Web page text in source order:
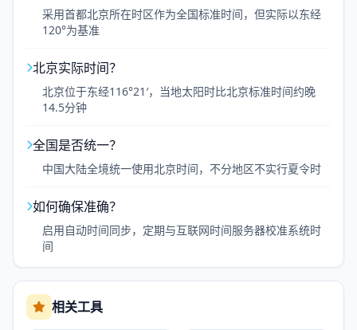
采用首都北京所在时区作为全国标准时间，但实际以东经
120°为基准
北京实际时间？
北京位于东经116°21′，当地太阳时比北京标准时间约晚
14.5分钟
全国是否统一？
中国大陆全境统一使用北京时间，不分地区不实行夏令时
如何确保准确？
启用自动时间同步，定期与互联网时间服务器校准系统时
间
相关工具